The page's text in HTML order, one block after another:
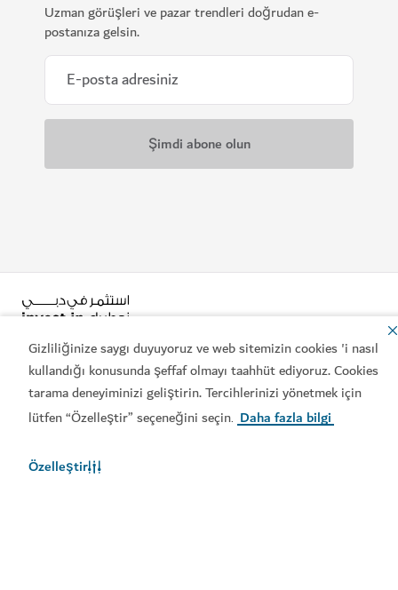
Gizliliğinize saygı duyuyoruz ve web sitemizin cookies 'i nasıl
kullandığı konusunda şeffaf olmayı taahhüt ediyoruz. Cookies
tarama deneyiminizi geliştirin. Tercihlerinizi yönetmek için
lütfen “Özelleştir” seçeneğini seçin. Daha fazla bilgi
Özelleştir
Uzman görüşleri ve pazar trendleri doğrudan e-
postanıza gelsin.
Popüler bağlantılar
Faydalı bilgiler